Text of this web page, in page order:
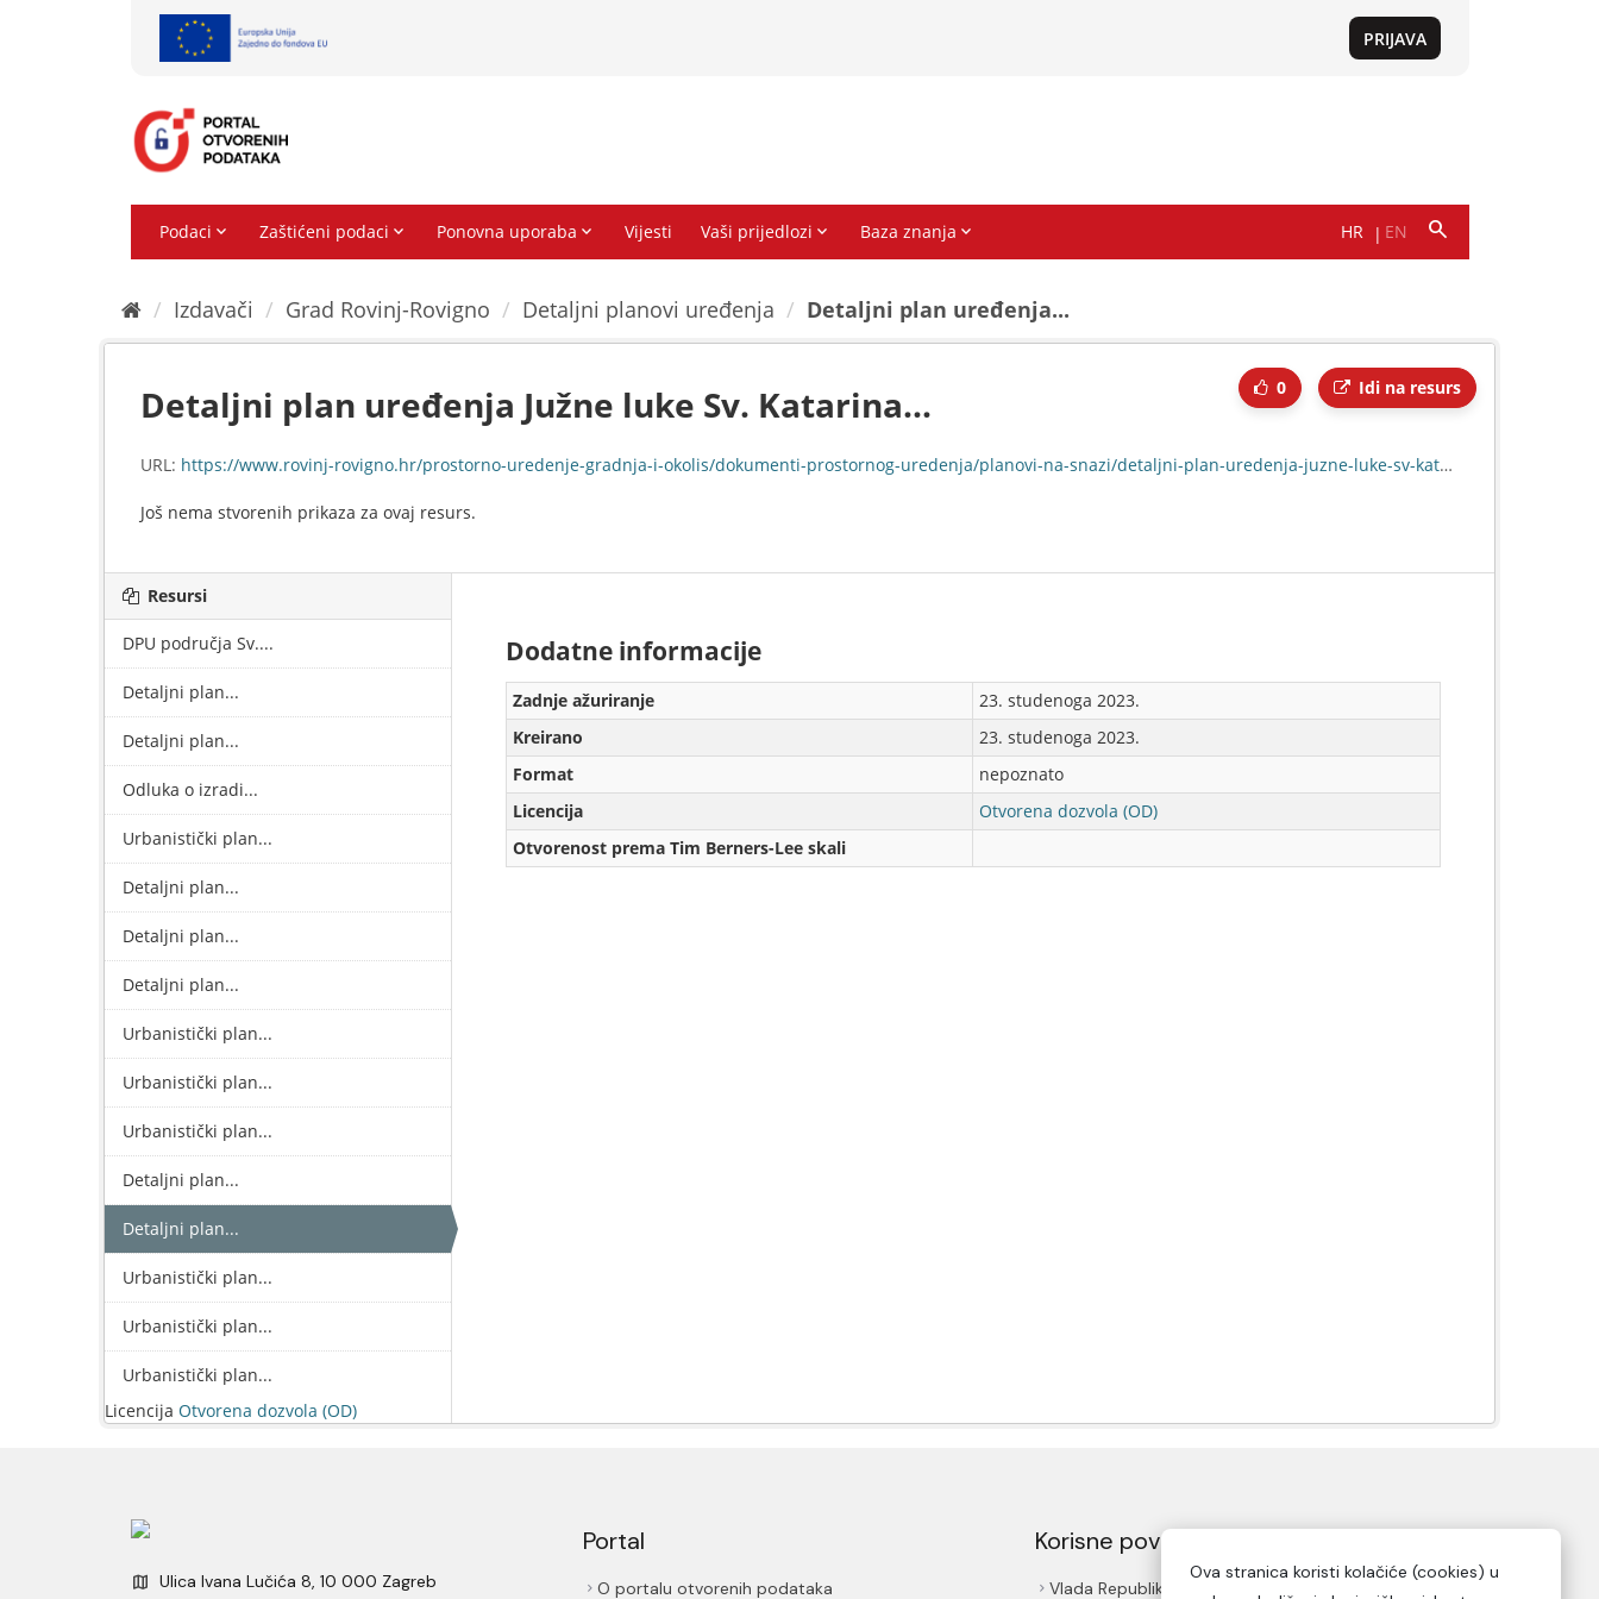
Izdavači Grad Rovinj-Rovigno Detaljni planovi uređenja Detaljni plan uređenja...
0 Idi na resurs
Detaljni plan uređenja Južne luke Sv. Katarina...
URL: https://www.rovinj-rovigno.hr/prostorno-uredenje-gradnja-i-okolis/dokumenti-prostornog-uredenja/planovi-na-snazi/detaljni-plan-uredenja-juzne-luke-sv-katarina-u-rovinj-rovigno/
Još nema stvorenih prikaza za ovaj resurs.
Resursi
DPU područja Sv....
Detaljni plan...
Detaljni plan...
Odluka o izradi...
Urbanistički plan...
Detaljni plan...
Detaljni plan...
Detaljni plan...
Urbanistički plan...
Urbanistički plan...
Urbanistički plan...
Detaljni plan...
Detaljni plan...
Urbanistički plan...
Urbanistički plan...
Urbanistički plan...
Licencija Otvorena dozvola (OD)
Dodаtne informаcije
Zadnje аžurirаnje
23. studenoga 2023.
Kreirаno
23. studenoga 2023.
Formаt
nepoznato
Licencija
Otvorena dozvola (OD)
Otvorenost prema Tim Berners-Lee skali